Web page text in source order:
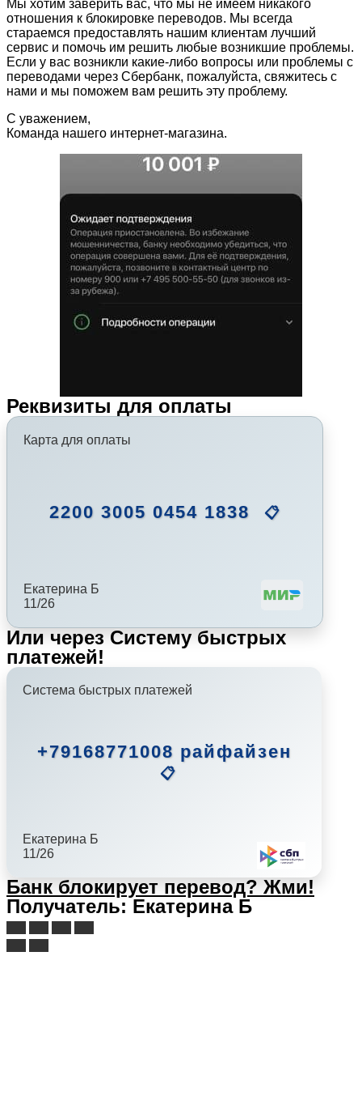
Мы хотим заверить вас, что мы не имеем никакого
отношения к блокировке переводов. Мы всегда
стараемся предоставлять нашим клиентам лучший
сервис и помочь им решить любые возникшие проблемы.
Если у вас возникли какие-либо вопросы или проблемы с
переводами через Сбербанк, пожалуйста, свяжитесь с
нами и мы поможем вам решить эту проблему.
С уважением,
Команда нашего интернет-магазина.
Реквизиты для оплаты
Карта для оплаты
2200 3005 0454 1838 📋
Екатерина Б
11/26
Или через Систему быстрых
платежей!
Система быстрых платежей
+79168771008 райфайзен
📋
Екатерина Б
11/26
Банк блокирует перевод? Жми!
Получатель: Екатерина Б